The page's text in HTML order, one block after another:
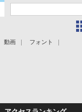
動画 フォント